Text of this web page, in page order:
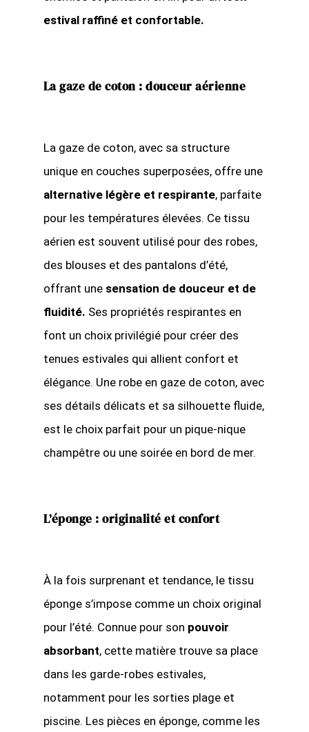
estival raffiné et confortable.
La gaze de coton : douceur aérienne
La gaze de coton, avec sa structure
unique en couches superposées, offre une
alternative légère et respirante, parfaite
pour les températures élevées. Ce tissu
aérien est souvent utilisé pour des robes,
des blouses et des pantalons d’été,
offrant une sensation de douceur et de
fluidité. Ses propriétés respirantes en
font un choix privilégié pour créer des
tenues estivales qui allient confort et
élégance. Une robe en gaze de coton, avec
ses détails délicats et sa silhouette fluide,
est le choix parfait pour un pique-nique
champêtre ou une soirée en bord de mer.
L’éponge : originalité et confort
À la fois surprenant et tendance, le tissu
éponge s’impose comme un choix original
pour l’été. Connue pour son pouvoir
absorbant, cette matière trouve sa place
dans les garde-robes estivales,
notamment pour les sorties plage et
piscine. Les pièces en éponge, comme les